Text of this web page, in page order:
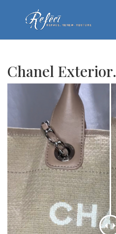
Chanel Exterior.